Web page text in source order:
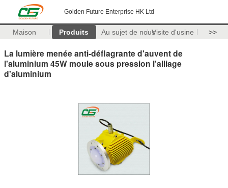
Golden Future Enterprise HK Ltd
Maison Produits Au sujet de nousVisite d'usine >>
La lumière menée anti-déflagrante d'auvent de
l'aluminium 45W moule sous pression l'alliage
d'aluminium